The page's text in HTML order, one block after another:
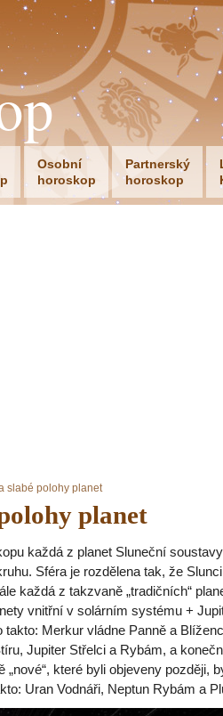
Osobní
horoskop
Partnerský
horoskop
slabé polohy planet
planet
každá z planet Sluneční
Sféra je rozdělena tak, že
každá z takzvaně „tradičních“
vnitřní v solárním systému +
Merkur vládne Panně a
Jupiter Střelci a Rybám, a
„nové“, které byli objeveny později,
Uran Vodnáři, Neptun Rybám a